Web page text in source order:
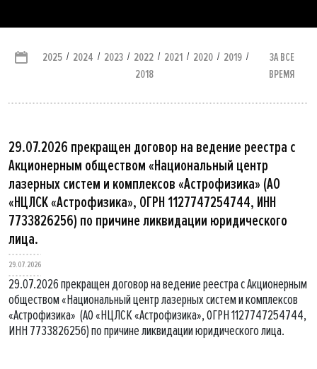
2025 / 2024 / 2023 / 2022 / 2021 / 2020 / 2019 /
2018
ЗА ВСЕ
ВРЕМЯ
29.07.2026 прекращен договор на ведение реестра с
Акционерным обществом «Национальный центр
лазерных систем и комплексов «Астрофизика» (АО
«НЦЛСК «Астрофизика», ОГРН 1127747254744, ИНН
7733826256) по причине ликвидации юридического
лица.
29.07.2026
29.07.2026 прекращен договор на ведение реестра с Акционерным
обществом «Национальный центр лазерных систем и комплексов
«Астрофизика» (АО «НЦЛСК «Астрофизика», ОГРН 1127747254744,
ИНН 7733826256) по причине ликвидации юридического лица.